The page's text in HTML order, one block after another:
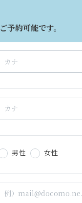
ご予約可能です。
男性 女性